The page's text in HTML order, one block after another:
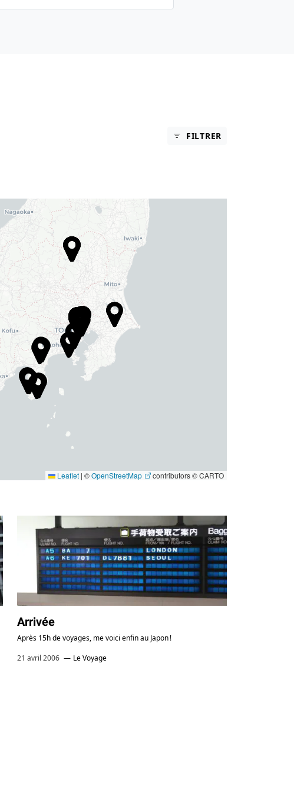
FILTRER
Leaflet | ©OpenStreetMap contributors © CARTO
Arrivée
Après 15h de voyages, me voici enfin au Japon !
21 avril 2006
Le Voyage